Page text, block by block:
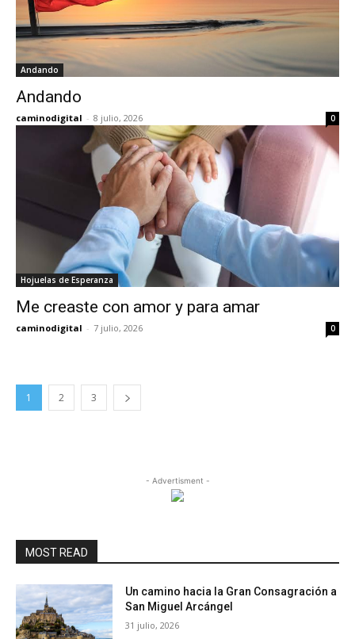
Andando
Andando
caminodigital - 8 julio, 2026 0
Hojuelas de Esperanza
Me creaste con amor y para amar
caminodigital - 7 julio, 2026 0
1 2 3
- Advertisment -
MOST READ
Un camino hacia la Gran Consagración a
San Miguel Arcángel
31 julio, 2026